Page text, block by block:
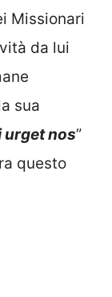
Missionari
da lui
sua
urget nos”
questo